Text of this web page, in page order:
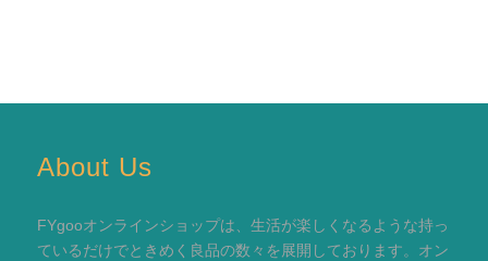
About Us
FYgooオンラインショップは、生活が楽しくなるような持っ
ているだけでときめく良品の数々を展開しております。オン